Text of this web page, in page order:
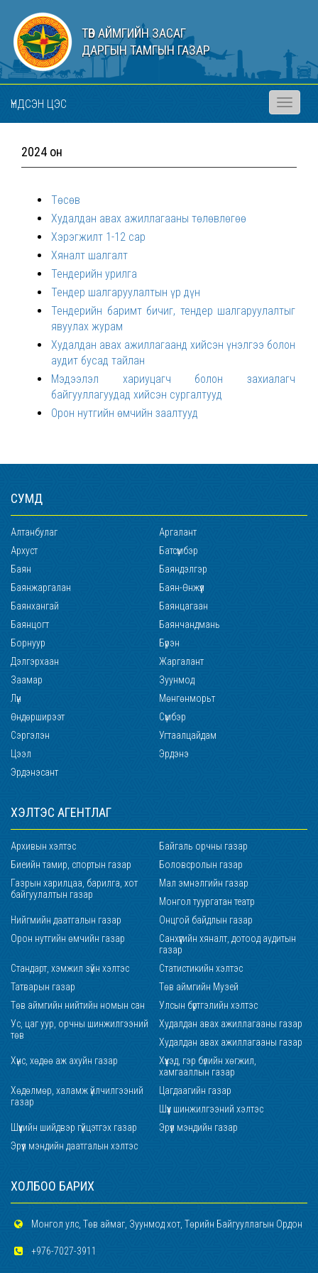
ТӨВ АЙМГИЙН ЗАСАГ
ДАРГЫН ТАМГЫН ГАЗАР
ҮНДСЭН ЦЭС
Toggle
2024 он
Төсөв
Худалдан авах ажиллагааны төлөвлөгөө
Хэрэгжилт 1-12 сар
Хяналт шалгалт
Тендерийн урилга
Тендер шалгаруулалтын үр дүн
Тендерийн баримт бичиг, тендер шалгаруулалтыг
явуулах журам
Худалдан авах ажиллагаанд хийсэн үнэлгээ болон
аудит бусад тайлан
Мэдээлэл хариуцагч болон захиалагч
байгууллагуудад хийсэн сургалтууд
Орон нутгийн өмчийн заалтууд
СУМД
Алтанбулаг
Аргалант
Архуст
Батсүмбэр
Баян
Баяндэлгэр
Баянжаргалан
Баян-Өнжүүл
Баянхангай
Баянцагаан
Баянцогт
Баянчандмань
Борнуур
Бүрэн
Дэлгэрхаан
Жаргалант
Заамар
Зуунмод
Лүн
Мөнгөнморьт
Өндөрширээт
Сүмбэр
Сэргэлэн
Угтаалцайдам
Цээл
Эрдэнэ
Эрдэнэсант
ХЭЛТЭС АГЕНТЛАГ
Архивын хэлтэс
Байгаль орчны газар
Биеийн тамир, спортын газар
Боловсролын газар
Газрын харилцаа, барилга, хот
байгуулалтын газар
Мал эмнэлгийн газар
Монгол туургатан театр
Нийгмийн даатгалын газар
Онцгой байдлын газар
Орон нутгийн өмчийн газар
Санхүүгийн хяналт, дотоод аудитын
газар
Стандарт, хэмжил зүйн хэлтэс
Статистикийн хэлтэс
Татварын газар
Төв аймгийн Музей
Төв аймгийн нийтийн номын сан
Улсын бүртгэлийн хэлтэс
Ус, цаг уур, орчны шинжилгээний
төв
Худалдан авах ажиллагааны газар
Худалдан авах ажиллагааны газар
Хүнс, хөдөө аж ахуйн газар
Хүүхэд, гэр бүлийн хөгжил,
хамгааллын газар
Хөдөлмөр, халамж үйлчилгээний
газар
Цагдаагийн газар
Шүүх шинжилгээний хэлтэс
Шүүхийн шийдвэр гүйцэтгэх газар
Эрүүл мэндийн газар
Эрүүл мэндийн даатгалын хэлтэс
ХОЛБОО БАРИХ
Монгол улс, Төв аймаг, Зуунмод хот, Төрийн Байгууллагын Ордон
+976-7027-3911